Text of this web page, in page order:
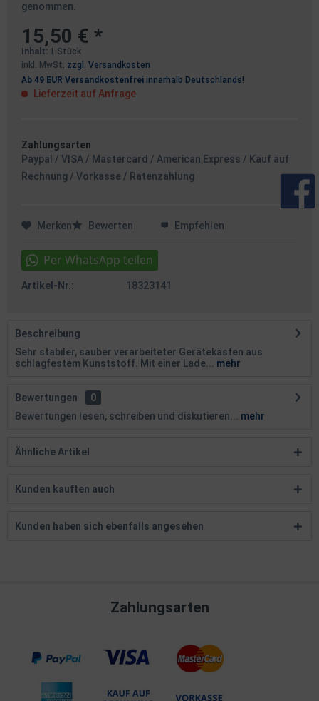
genommen.
15,50 € *
Inhalt: 1 Stück
inkl. MwSt. zzgl. Versandkosten
Ab 49 EUR Versandkostenfrei innerhalb Deutschlands!
Lieferzeit auf Anfrage
Zahlungsarten
Paypal / VISA / Mastercard / American Express / Kauf auf
Rechnung / Vorkasse / Ratenzahlung
Merken Bewerten Empfehlen
Artikel-Nr.: 18323141
Beschreibung
Sehr stabiler, sauber verarbeiteter Gerätekästen aus
schlagfestem Kunststoff. Mit einer Lade...
mehr
Bewertungen
0
Bewertungen lesen, schreiben und diskutieren...
mehr
Ähnliche Artikel
Kunden kauften auch
Kunden haben sich ebenfalls angesehen
Zahlungsarten